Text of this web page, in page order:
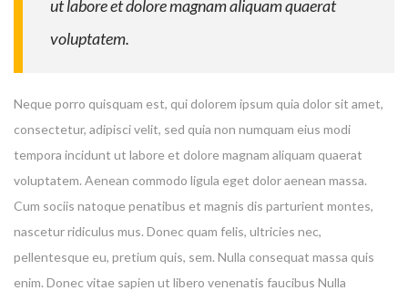
ut labore et dolore magnam aliquam quaerat
voluptatem.
Neque porro quisquam est, qui dolorem ipsum quia dolor sit amet,
consectetur, adipisci velit, sed quia non numquam eius modi
tempora incidunt ut labore et dolore magnam aliquam quaerat
voluptatem. Aenean commodo ligula eget dolor aenean massa.
Cum sociis natoque penatibus et magnis dis parturient montes,
nascetur ridiculus mus. Donec quam felis, ultricies nec,
pellentesque eu, pretium quis, sem. Nulla consequat massa quis
enim. Donec vitae sapien ut libero venenatis faucibus Nulla